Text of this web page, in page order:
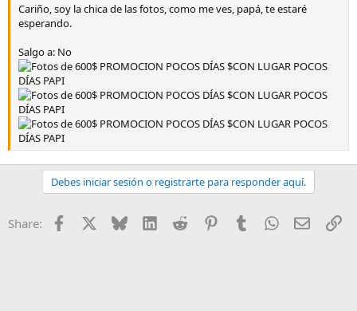
Cariño, soy la chica de las fotos, como me ves, papá, te estaré
esperando.
Salgo a: No
Debes iniciar sesión o registrarte para responder aquí.
Share: Facebook Bluesky LinkedInReddit PinterestTumblrWhatsApp
Email